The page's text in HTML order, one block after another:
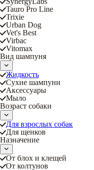
Tauro Pro Line
Trixie
Urban Dog
Vet's Best
Virbac
Vitomax
Вид шампуня
Жидкость
Сухие шампуни
Аксессуары
Мыло
Возраст собаки
Для взрослых собак
Для щенков
Назначение
От блох и клещей
От колтунов